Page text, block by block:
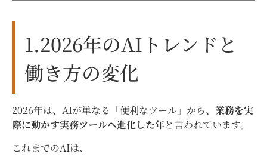
1.2026年のAIトレンドと
働き方の変化
2026年は、AIが単なる「便利なツール」から、 業務を実
際に動かす実務ツールへ進化した年と言われています。
これまでのAIは、